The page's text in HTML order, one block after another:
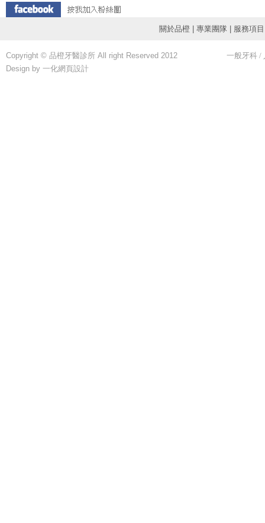
關於品橙 專業團隊| 服務項目
Copyright © 品橙牙醫診所 All right Reserved 2012
Design by 一化網頁設計
一般牙科 /